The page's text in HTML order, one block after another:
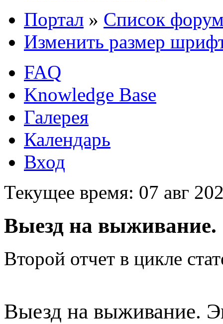
Портал » Список
Изменить размер
FAQ
Knowledge Base
Галерея
Календарь
Вход
Текущее время: 07 авг
Выезд на
Второй отчет в цикле
Выезд на выживание.